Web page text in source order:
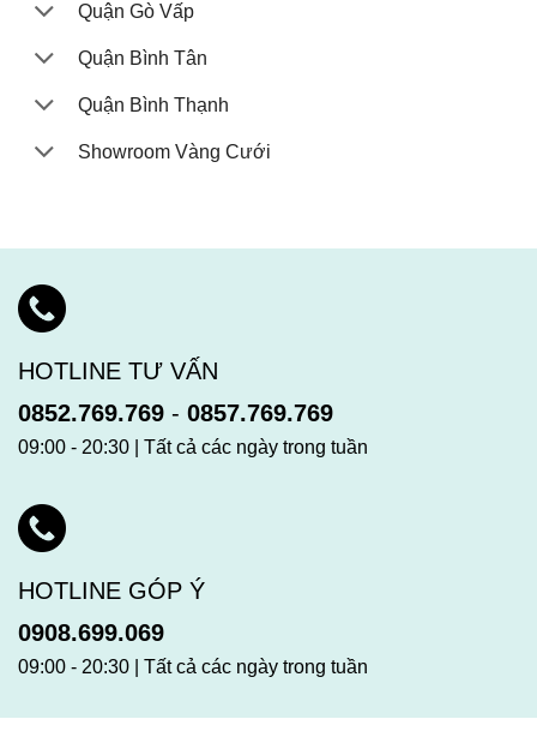
Quận Gò Vấp
Quận Bình Tân
Quận Bình Thạnh
Showroom Vàng Cưới
HOTLINE TƯ VẤN
0852.769.769 - 0857.769.769
09:00 - 20:30 | Tất cả các ngày trong tuần
HOTLINE GÓP Ý
0908.699.069
09:00 - 20:30 | Tất cả các ngày trong tuần